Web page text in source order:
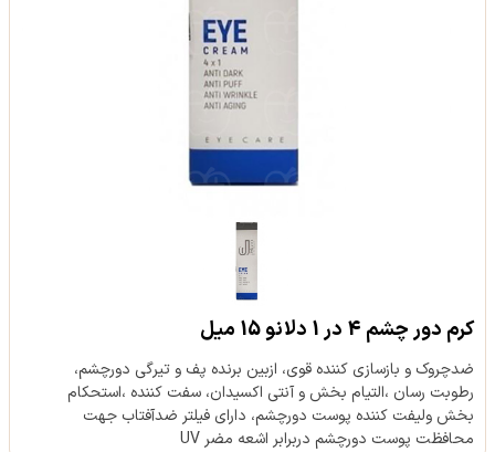
کرم دور چشم 4 در 1 دلانو 15 میل
ضدچروک و بازسازی کننده قوی، ازبین برنده پف و تیرگی دورچشم،
رطوبت رسان ،التیام بخش و آنتی اکسیدان، سفت کننده ،استحکام
بخش ولیفت کننده پوست دورچشم، دارای فیلتر ضدآفتاب جهت
محافظت پوست دورچشم دربرابر اشعه مضر UV